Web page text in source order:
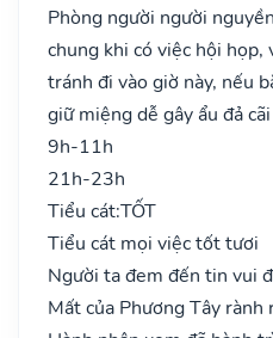
Phòng người người
chung khi có việc hội
tránh đi vào giờ này, nếu
giữ miệng dễ gây ẩu đả
9h-11h
21h-23h
Tiểu cát:TỐT
Tiểu cát mọi việc tốt tươi
Người ta đem đến tin vui
Mất của Phương Tây rành